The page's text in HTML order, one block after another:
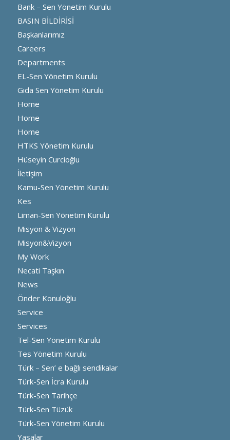
Bank – Sen Yönetim Kurulu
BASIN BİLDİRİSİ
Başkanlarımız
Careers
Departments
EL-Sen Yönetim Kurulu
Gıda Sen Yönetim Kurulu
Home
Home
Home
HTKS Yönetim Kurulu
Hüseyin Curcioğlu
İletişim
Kamu-Sen Yönetim Kurulu
Kes
Liman-Sen Yönetim Kurulu
Misyon & Vizyon
Misyon&Vizyon
My Work
Necati Taşkın
News
Önder Konuloğlu
Service
Services
Tel-Sen Yönetim Kurulu
Tes Yönetim Kurulu
Türk – Sen’ e bağlı sendikalar
Türk-Sen İcra Kurulu
Türk-Sen Tarihçe
Türk-Sen Tüzük
Türk-Sen Yönetim Kurulu
Yasalar